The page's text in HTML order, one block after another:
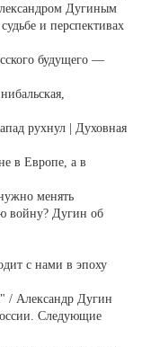
Дугиным
и перспективах
будущего —
рухнул | Духовная
в Европе, а в
менять
войну? Дугин об
с нами в эпоху
/ Александр Дугин
Следующие